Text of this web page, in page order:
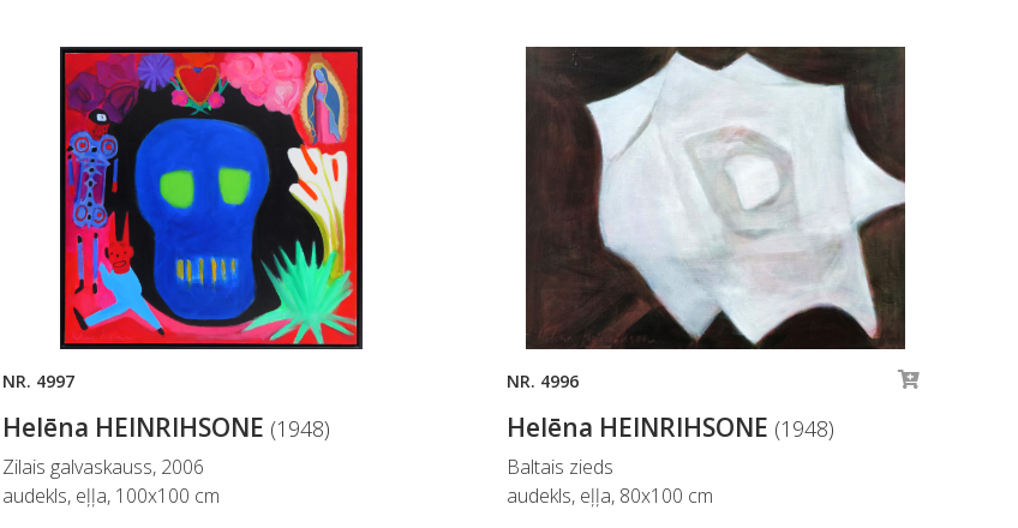
NR. 4997
Helēna HEINRIHSONE (1948)
Zilais galvaskauss, 2006
audekls, eļļa, 100x100 cm
NR. 4996
Helēna HEINRIHSONE (1948)
Baltais zieds
audekls, eļļa, 80x100 cm